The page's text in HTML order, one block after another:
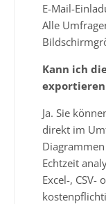
E-Mail-
Alle
Kann ich
Ja. Sie
direkt im
Echtzeit
Excel-, CSV-